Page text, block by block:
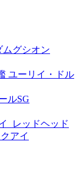
ムグシオン
ユーリイ・ドル
ルSG
_レッドヘッド
アイ